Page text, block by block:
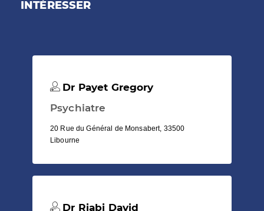
INTÉRESSER
Dr Payet Gregory
Psychiatre
20 Rue du Général de Monsabert, 33500
Libourne
Dr Riabi David